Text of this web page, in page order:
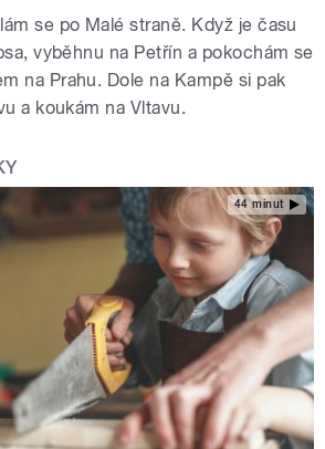
se po Malé straně. Když je času
vyběhnu na Petřín a pokochám se
na Prahu. Dole na Kampě si pak
a koukám na Vltavu.
44 minut